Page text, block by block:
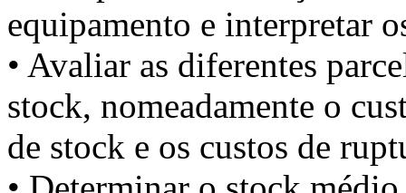
equipamento e interpretar
• Avaliar as diferentes
stock, nomeadamente o
de stock e os custos de